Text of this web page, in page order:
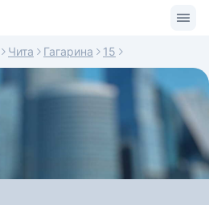
Чита Гагарина 15